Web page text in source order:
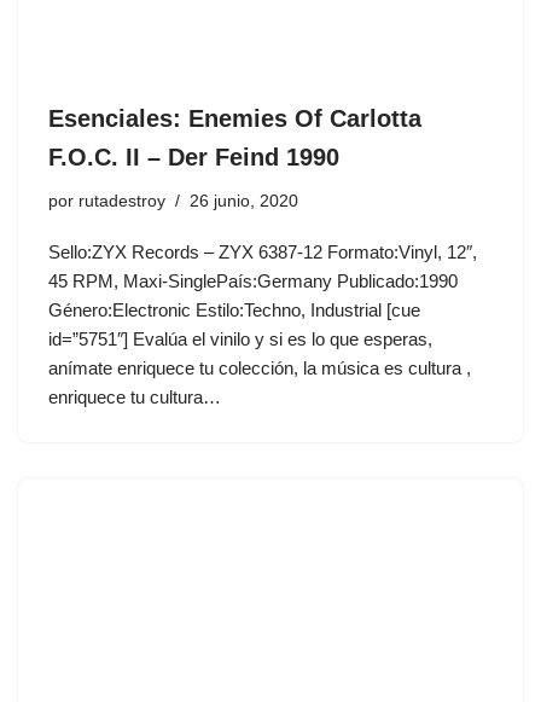
Esenciales: Enemies Of Carlotta
F.O.C. II ‎– Der Feind 1990
por rutadestroy 26 junio, 2020
Sello:ZYX Records ‎– ZYX 6387-12 Formato:Vinyl, 12″,
45 RPM, Maxi-SinglePaís:Germany Publicado:1990
Género:Electronic Estilo:Techno, Industrial [cue
id=”5751″] Evalúa el vinilo y si es lo que esperas,
anímate enriquece tu colección, la música es cultura ,
enriquece tu cultura…